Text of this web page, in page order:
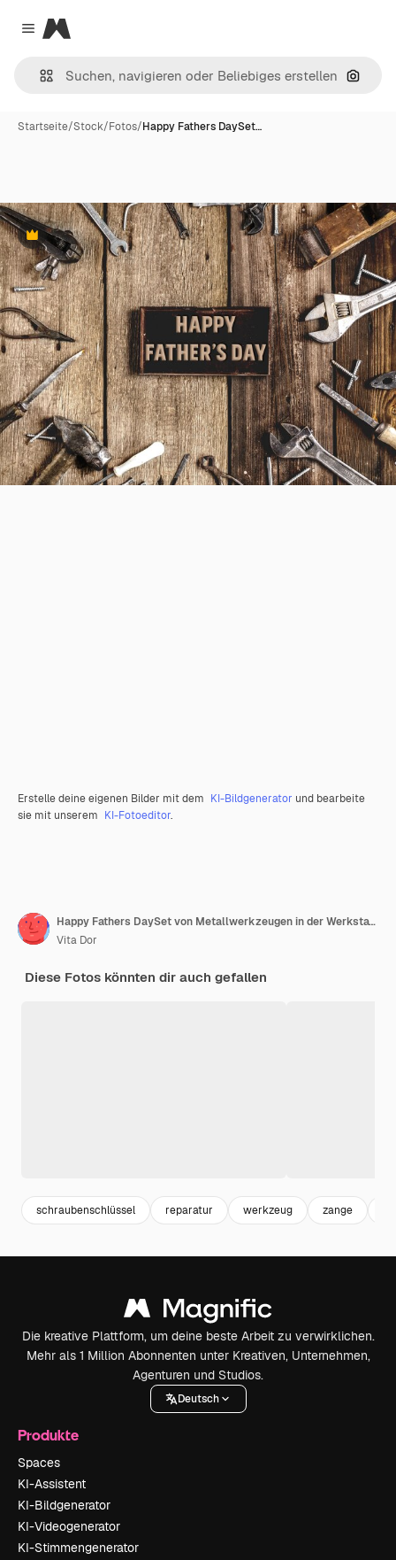
Close menu
Magnific
Nach
Startseite/Stock/Fotos/Happy Fathers DaySet…
Premium
Erstelle deine eigenen Bilder mit dem KI-Bildgenerator und bearbeite
sie mit unserem KI-Fotoeditor.
Happy Fathers DaySet von Metallwerkzeugen in der Werkstatt auf einem alten rustikalen Holzhintergrund
Vita Dor
Diese Fotos könnten dir auch gefallen
schraubenschlüssel reparatur werkzeug zange
Die kreative Plattform, um deine beste Arbeit zu verwirklichen.
Mehr als 1 Million Abonnenten unter Kreativen, Unternehmen,
Agenturen und Studios.
Deutsch
Produkte
Spaces
KI-Assistent
KI-Bildgenerator
KI-Videogenerator
KI-Stimmengenerator